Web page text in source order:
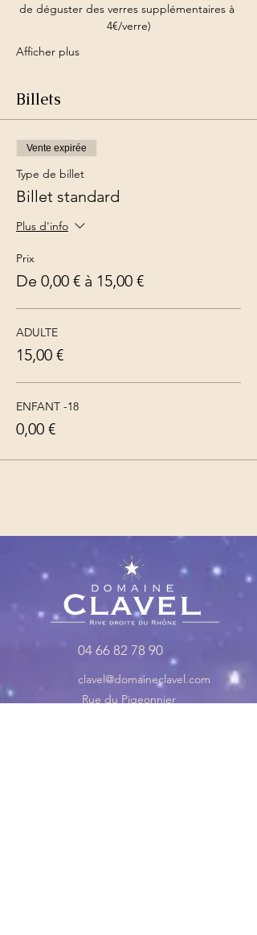
de déguster des verres supplémentaires à
4€/verre)
Afficher plus
Billets
Vente expirée
Type de billet
Billet standard
Plus d'info
Prix
De 0,00 € à 15,00 €
ADULTE
15,00 €
ENFANT -18
0,00 €
04 66 82 78 90
clavel@domaineclavel.com
Rue du Pigeonnier